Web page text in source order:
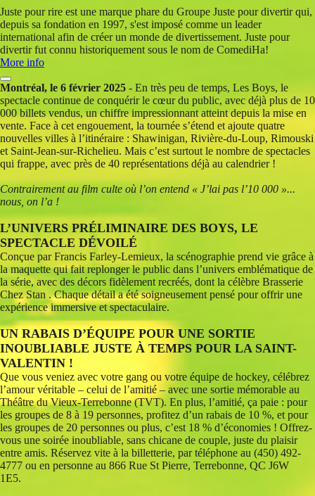
Juste pour rire est une marque phare du Groupe Juste pour divertir qui,
depuis sa fondation en 1997, s'est imposé comme un leader
international afin de créer un monde de divertissement. Juste pour
divertir fut connu historiquement sous le nom de ComediHa!
More info
Montréal, le 6 février 2025 - En très peu de temps, Les Boys, le
spectacle continue de conquérir le cœur du public, avec déjà plus de 10
000 billets vendus, un chiffre impressionnant atteint depuis la mise en
vente. Face à cet engouement, la tournée s’étend et ajoute quatre
nouvelles villes à l’itinéraire : Shawinigan, Rivière-du-Loup, Rimouski
et Saint-Jean-sur-Richelieu. Mais c’est surtout le nombre de spectacles
qui frappe, avec près de 40 représentations déjà au calendrier !
Contrairement au film culte où l’on entend « J’lai pas l’10 000 »...
nous, on l’a !
L’UNIVERS PRÉLIMINAIRE DES BOYS, LE
SPECTACLE DÉVOILÉ
Conçue par Francis Farley-Lemieux, la scénographie prend vie grâce à
la maquette qui fait replonger le public dans l’univers emblématique de
la série, avec des décors fidèlement recréés, dont la célèbre Brasserie
Chez Stan . Chaque détail a été soigneusement pensé pour offrir une
expérience immersive et spectaculaire.
UN RABAIS D’ÉQUIPE POUR UNE SORTIE
INOUBLIABLE JUSTE À TEMPS POUR LA SAINT-
VALENTIN !
Que vous veniez avec votre gang ou votre équipe de hockey, célébrez
l’amour véritable – celui de l’amitié – avec une sortie mémorable au
Théâtre du Vieux-Terrebonne (TVT). En plus, l’amitié, ça paie : pour
les groupes de 8 à 19 personnes, profitez d’un rabais de 10 %, et pour
les groupes de 20 personnes ou plus, c’est 18 % d’économies ! Offrez-
vous une soirée inoubliable, sans chicane de couple, juste du plaisir
entre amis. Réservez vite à la billetterie, par téléphone au (450) 492-
4777 ou en personne au 866 Rue St Pierre, Terrebonne, QC J6W
1E5.